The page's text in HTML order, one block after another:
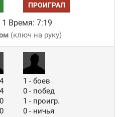
ПРОИГРАЛ
Время: 7:19
(ключ на руку)
1 - боев
0 - побед
1 - проигр.
0 - ничья